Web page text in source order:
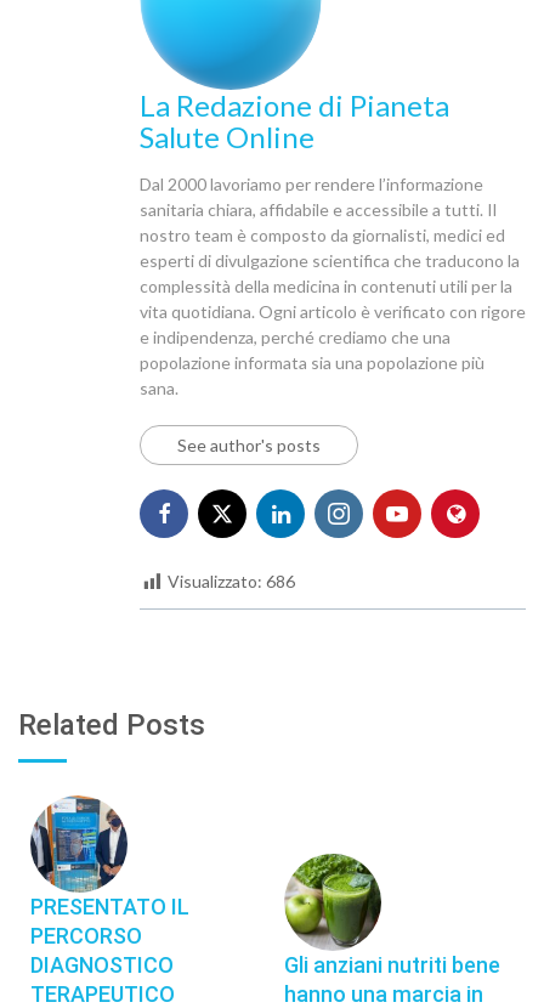
La Redazione di Pianeta
Salute Online
Dal 2000 lavoriamo per rendere l’informazione
sanitaria chiara, affidabile e accessibile a tutti. Il
nostro team è composto da giornalisti, medici ed
esperti di divulgazione scientifica che traducono la
complessità della medicina in contenuti utili per la
vita quotidiana. Ogni articolo è verificato con rigore
e indipendenza, perché crediamo che una
popolazione informata sia una popolazione più
sana.
See author's posts
Visualizzato: 686
Related Posts
PRESENTATO IL
PERCORSO
DIAGNOSTICO
TERAPEUTICO
Gli anziani nutriti bene
hanno una marcia in